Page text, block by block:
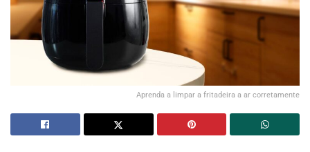
Aprenda a limpar a fritadeira a ar corretamente